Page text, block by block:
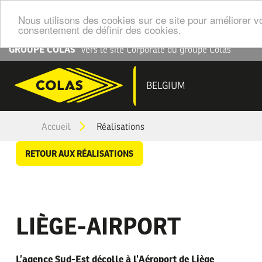
Nous utilisons des cookies sur ce site pour améliorer
consentement de définir des cookies.
Aller
au
principal
BELGIUM
GROUPE COLAS Vers le site Corporate du groupe Colas
You
are
Accueil Réalisations
RETOUR AUX RÉALISATIONS
LIÈGE-AIRPORT
L’agence Sud-Est décolle à l’Aéroport de Liège